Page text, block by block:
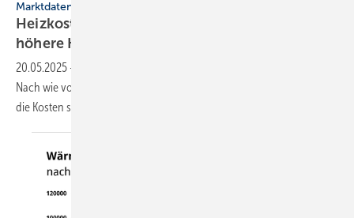
Marktdaten
Heizkosten 2024: Geringerer Ver­brauch –
höhere Kos­ten
20.05.2025 -
Nach wie vor Trend: Haus­halte gehen bewusster mit Heiz­energie um,
die Kos­ten stei­gen